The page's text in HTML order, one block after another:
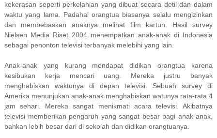
kekerasan seperti perkelahian yang dibuat secara detil dan dalam
waktu yang lama. Padahal orangtua biasanya selalu mengizinkan
dan membebaskan anaknya melihat film kartun. Hasil survey
Nielsen Media Riset 2004 menempatkan anak-anak di Indonesia
sebagai penonton televisi terbanyak melebihi yang lain.
Anak-anak yang kurang mendapat didikan orangtua karena
kesibukan kerja mencari uang. Mereka justru banyak
menghabiskan waktunya di depan televisi. Sebuah survey di
Amerika menunjukan anak-anak menghabiskan watunya rata-rata 4
jam sehari. Mereka sangat menikmati acara televisi. Akibatnya
televisi memberikan pengaruh yang sangat besar bagi anak-anak,
bahkan lebih besar dari di sekolah dan didikan orangtuanya.